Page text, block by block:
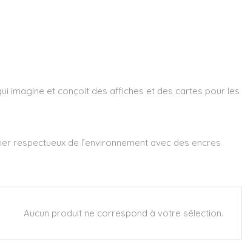
imagine et conçoit des affiches et des cartes pour les
respectueux de l’environnement avec des encres
Aucun produit ne correspond à votre sélection.